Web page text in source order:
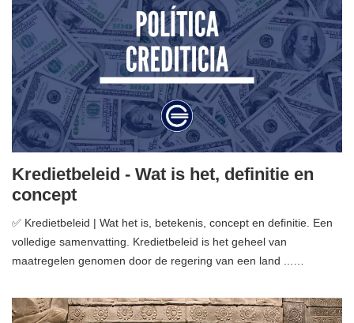
Kredietbeleid - Wat is het, definitie en
concept
✅ Kredietbeleid | Wat het is, betekenis, concept en definitie. Een
volledige samenvatting. Kredietbeleid is het geheel van
maatregelen genomen door de regering van een land ...…